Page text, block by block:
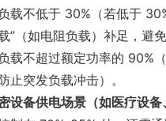
载不低于 30%（若低于
”（如电阻负载）补足，避
载不超过额定功率的 90%
止突发负载冲击）。
设备供电场景（如医疗设备